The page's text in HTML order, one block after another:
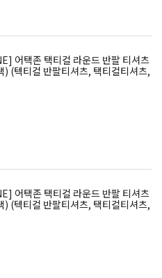
어택존 택티컬 라운드 반팔 티셔츠
) (텍티컬 반팔티셔츠, 택티컬티셔츠,
어택존 택티컬 라운드 반팔 티셔츠
) (텍티컬 반팔티셔츠, 택티컬티셔츠,